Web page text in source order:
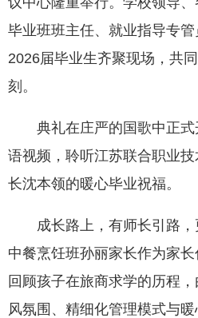
毕业班班主任、就业指导专
2026届毕业生齐聚现场，共
刻。
典礼在庄严的国歌中正式
语视频，聆听江苏联合职业
长沈本领的暖心毕业祝福。
成长路上，有师长引路，
中餐烹饪班孙丽家长作为家
回顾孩子在旅商求学的历程
风氛围、精细化管理模式与